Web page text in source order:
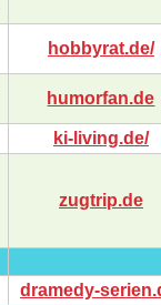
hobbyrat.de/
humorfan.de
ki-living.de/
zugtrip.de
dramedy-